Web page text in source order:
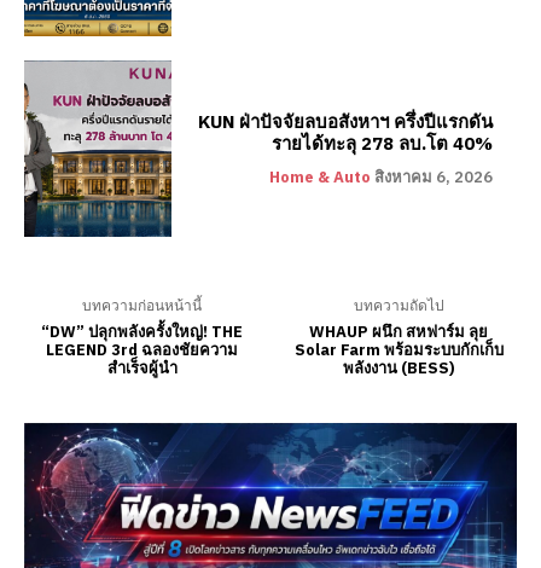
KUN ฝ่าปัจจัยลบอสังหาฯ ครึ่งปีแรกดัน
รายได้ทะลุ 278 ลบ.โต 40%
Home & Auto สิงหาคม 6, 2026
บทความก่อนหน้านี้
“DW” ปลุกพลังครั้งใหญ่! THE
LEGEND 3rd ฉลองชัยความ
สำเร็จผู้นำ
บทความถัดไป
WHAUP ผนึก สหฟาร์ม ลุย
Solar Farm พร้อมระบบกักเก็บ
พลังงาน (BESS)